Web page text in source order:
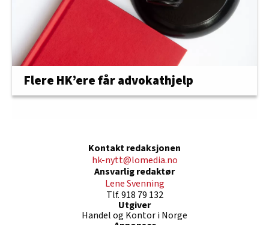
Flere HK’ere får advokathjelp
Kontakt redaksjonen
hk-nytt@lomedia.no
Ansvarlig redaktør
Lene Svenning
Tlf. 918 79 132
Utgiver
Handel og Kontor i Norge